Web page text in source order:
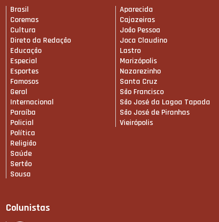
Brasil
Coremas
Cultura
Direto da Redação
Educação
Especial
Esportes
Famosos
Geral
Internacional
Paraíba
Policial
Política
Religião
Saúde
Sertão
Sousa
Aparecida
Cajazeiras
João Pessoa
Joca Claudino
Lastro
Marizópolis
Nazarezinho
Santa Cruz
São Francisco
São José da Lagoa Tapada
São José de Piranhas
Vieirópolis
Colunistas